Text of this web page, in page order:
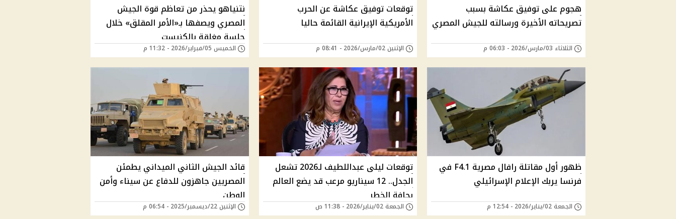
هجوم على توفيق عكاشة بسبب
تصريحاته الأخيرة ورسالته للجيش المصري
الثلاثاء 03/مارس/2026 - 06:03 م
توقعات توفيق عكاشة عن الحرب
الأمريكية الإيرانية القائمة حاليا
الإثنين 02/مارس/2026 - 08:41 م
نتنياهو يحذر من تعاظم قوة الجيش
المصري ويصفها بـ«الأمر المقلق» خلال
جلسة مغلقة بالكنيست
الخميس 05/فبراير/2026 - 11:32 م
ظهور أول مقاتلة رافال مصرية F4.1 في
فرنسا يربك الإعلام الإسرائيلي
الجمعة 02/يناير/2026 - 12:54 م
توقعات ليلى عبداللطيف لـ2026 تشعل
الجدل.. 12 سيناريو مرعب قد يضع العالم
بحافة الخطر
الجمعة 02/يناير/2026 - 11:38 ص
قائد الجيش الثاني الميداني يطمئن
المصريين جاهزون للدفاع عن سيناء وأمن
الوطن
الإثنين 22/ديسمبر/2025 - 06:54 م